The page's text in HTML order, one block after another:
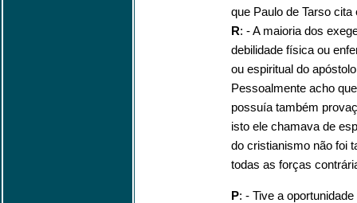
que Paulo de Tarso
R: - A maioria dos
debilidade física ou
ou espiritual do
Pessoalmente acho
possuía também
isto ele chamava de
do cristianismo não foi
todas as forças
P: - Tive a